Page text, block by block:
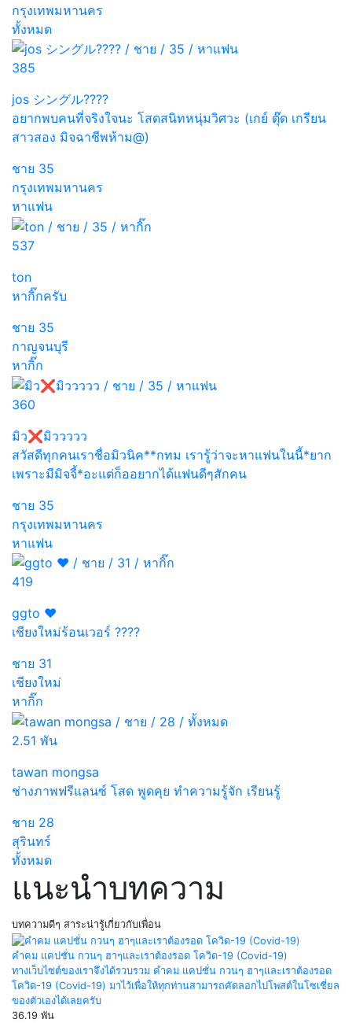
กรุงเทพมหานคร
ทั้งหมด
385
jos シングル????
อยากพบคนที่จริงใจนะ โสดสนิทหนุ่มวิศวะ (เกย์ ตุ๊ด เกรียน
สาวสอง มิจฉาชีพห้าม@)
ชาย 35
กรุงเทพมหานคร
หาแฟน
537
ton
หากิ๊กครับ
ชาย 35
กาญจนบุรี
หากิ๊ก
360
มิว❌มิววววว
สวัสดีทุกคนเราชื่อมิวนิค**กทม เรารู้ว่าจะหาแฟนในนี้*ยาก
เพราะมีมิจจี้*อะแต่ก็ออยากได้แฟนดีๆสักคน
ชาย 35
กรุงเทพมหานคร
หาแฟน
419
ggto ♥️
เชียงใหม่ร้อนเวอร์ ????
ชาย 31
เชียงใหม่
หากิ๊ก
2.51 พัน
tawan mongsa
ช่างภาพฟรีแลนซ์ โสด พูดคุย ทำความรู้จัก เรียนรู้
ชาย 28
สุรินทร์
ทั้งหมด
แนะนำบทความ
บทความดีๆ สาระน่ารู้เกี่ยวกับเพื่อน
คำคม แคปชั่น กวนๆ ฮาๆและเราต้องรอด โควิด-19 (Covid-19)
ทางเว็บไซต์ของเราจึงได้รวบรวม คำคม แคปชั่น กวนๆ ฮาๆและเราต้องรอด
โควิด-19 (Covid-19) มาไว้เพื่อให้ทุกท่านสามารถคัดลอกไปโพสต์ในโซเชี่ยล
ของตัวเองได้เลยครับ
36.19 พัน